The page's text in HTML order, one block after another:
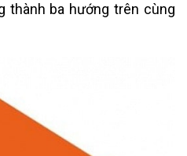
thành ba hướng trên cùng